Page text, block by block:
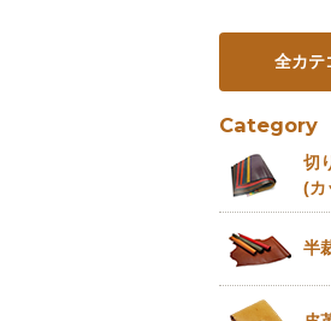
全カテ
Category
切
(カ
半